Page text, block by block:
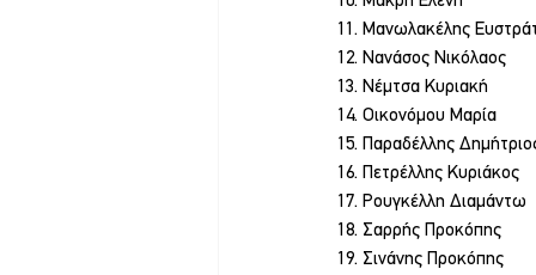
11. Μανωλακέλης
12. Νανάσος Νικόλαος
13. Νέμτσα Κυριακή
14. Οικονόμου Μαρία
15. Παραδέλλης
16. Πετρέλλης Κυριάκος
17. Ρουγκέλλη Διαμάντω
18. Σαρρής Προκόπης
19. Σινάνης Προκόπης